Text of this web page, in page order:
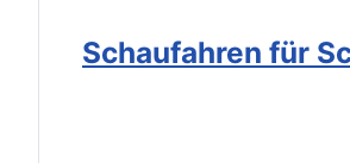
Schaufahren für